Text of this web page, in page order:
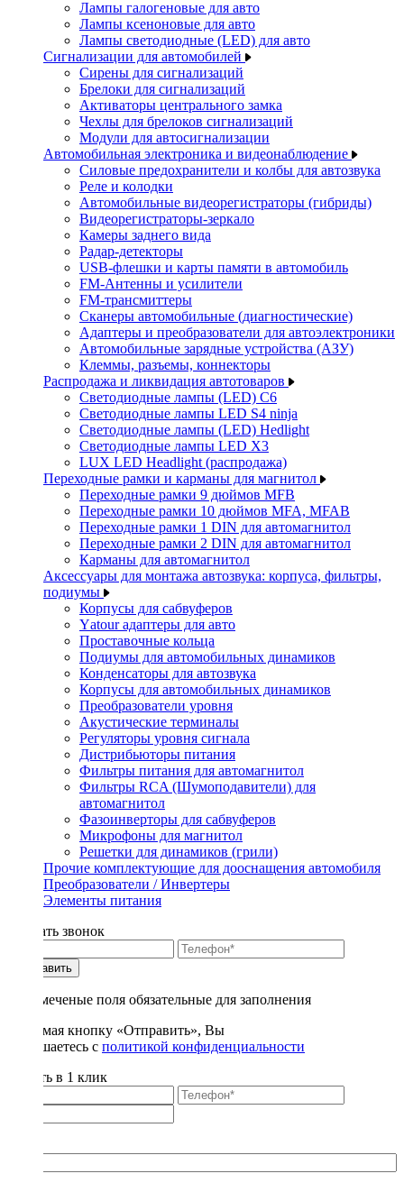
Лампы галогеновые для авто
Лампы ксеноновые для авто
Лампы светодиодные (LED) для авто
Сигнализации для автомобилей
Сирены для сигнализаций
Брелоки для сигнализаций
Активаторы центрального замка
Чехлы для брелоков сигнализаций
Модули для автосигнализации
Автомобильная электроника и видеонаблюдение
Силовые предохранители и колбы для автозвука
Реле и колодки
Автомобильные видеорегистраторы (гибриды)
Видеорегистраторы-зеркало
Камеры заднего вида
Радар-детекторы
USB-флешки и карты памяти в автомобиль
FM-Антенны и усилители
FM-трансмиттеры
Сканеры автомобильные (диагностические)
Адаптеры и преобразователи для автоэлектроники
Автомобильные зарядные устройства (АЗУ)
Клеммы, разъемы, коннекторы
Распродажа и ликвидация автотоваров
Светодиодные лампы (LED) C6
Светодиодные лампы LED S4 ninja
Светодиодные лампы (LED) Hedlight
Светодиодные лампы LED X3
LUX LED Headlight (распродажа)
Переходные рамки и карманы для магнитол
Переходные рамки 9 дюймов MFB
Переходные рамки 10 дюймов MFA, MFAB
Переходные рамки 1 DIN для автомагнитол
Переходные рамки 2 DIN для автомагнитол
Карманы для автомагнитол
Аксессуары для монтажа автозвука: корпуса, фильтры,
подиумы
Корпусы для сабвуферов
Yаtour адаптеры для авто
Проставочные кольца
Подиумы для автомобильных динамиков
Конденсаторы для автозвука
Корпусы для автомобильных динамиков
Преобразователи уровня
Акустические терминалы
Регуляторы уровня сигнала
Дистрибьюторы питания
Фильтры питания для автомагнитол
Фильтры RCA (Шумоподавители) для
автомагнитол
Фазоинверторы для сабвуферов
Микрофоны для магнитол
Решетки для динамиков (грили)
Прочие комплектующие для дооснащения автомобиля
Преобразователи / Инвертеры
Элементы питания
Заказать звонок
Отправить
* - отмеченые поля обязательные для заполнения
Нажимая кнопку «Отправить», Вы
соглашаетесь с политикой конфиденциальности
Купить в 1 клик